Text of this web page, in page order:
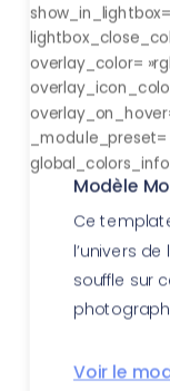
overlay_color=
Modèle
Ce
l’univers
souffle sur
Voir le